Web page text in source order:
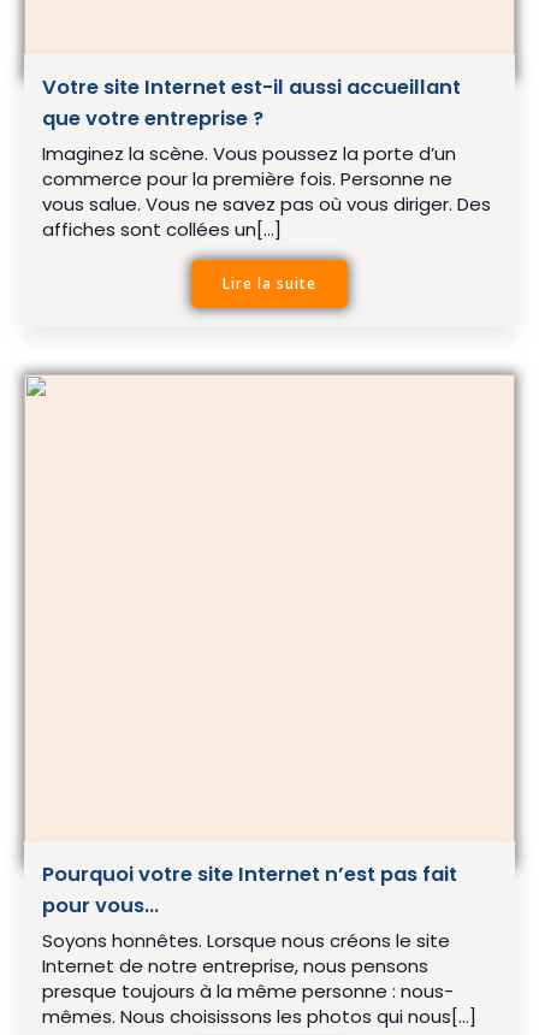
Votre site Internet est-il aussi accueillant
que votre entreprise ?
Imaginez la scène. Vous poussez la porte d’un
commerce pour la première fois. Personne ne
vous salue. Vous ne savez pas où vous diriger. Des
affiches sont collées un[…]
Lire la suite
Pourquoi votre site Internet n’est pas fait
pour vous…
Soyons honnêtes. Lorsque nous créons le site
Internet de notre entreprise, nous pensons
presque toujours à la même personne : nous-
mêmes. Nous choisissons les photos qui nous[…]